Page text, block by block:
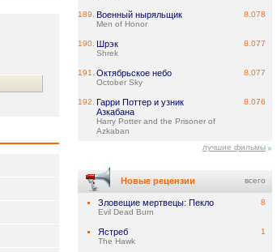
189. Военный ныряльщик
Men of Honor
8.078
190. Шрэк
Shrek
8.077
191. Октябрьское небо
October Sky
8.077
192.
Гарри Поттер и узник
Азкабана
Harry Potter and the Prisoner of
Azkaban
8.076
лучшие фильмы
Новые рецензии всего
Зловещие мертвецы: Пекло
Evil Dead Burn
8
Ястреб
The Hawk
1